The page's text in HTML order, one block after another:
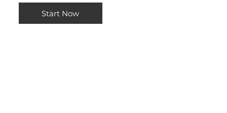
Start Now